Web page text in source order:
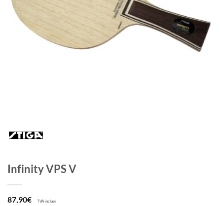
Infinity VPS V
87,90€ TVA incluse